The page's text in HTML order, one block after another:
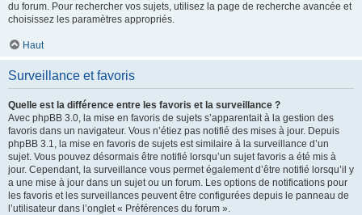
du forum. Pour rechercher vos sujets, utilisez la page de recherche avancée et
choisissez les paramètres appropriés.
Haut
Surveillance et favoris
Quelle est la différence entre les favoris et la surveillance ?
Avec phpBB 3.0, la mise en favoris de sujets s’apparentait à la gestion des
favoris dans un navigateur. Vous n’étiez pas notifié des mises à jour. Depuis
phpBB 3.1, la mise en favoris de sujets est similaire à la surveillance d’un
sujet. Vous pouvez désormais être notifié lorsqu’un sujet favoris a été mis à
jour. Cependant, la surveillance vous permet également d’être notifié lorsqu’il y
a une mise à jour dans un sujet ou un forum. Les options de notifications pour
les favoris et les surveillances peuvent être configurées depuis le panneau de
l’utilisateur dans l’onglet « Préférences du forum ».